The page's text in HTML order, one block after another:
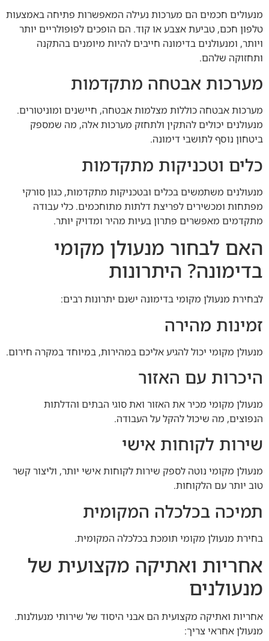
מנעולים חכמים הם מערכות נעילה המאפשרות פתיחה באמצעות
טלפון חכם, טביעת אצבע או קוד. הם הופכים לפופולריים יותר
ויותר, ומנעולנים בדימונה חייבים להיות מיומנים בהתקנה
ותחזוקה שלהם.
מערכות אבטחה מתקדמות
מערכות אבטחה כוללות מצלמות אבטחה, חיישנים ומוניטורים.
מנעולנים יכולים להתקין ולתחזק מערכות אלה, מה שמספק
ביטחון נוסף לתושבי דימונה.
כלים וטכניקות מתקדמות
מנעולנים משתמשים בכלים ובטכניקות מתקדמות, כגון סורקי
מפתחות ומכשירים לפריצת דלתות מתוחכמים. כלי עבודה
מתקדמים מאפשרים פתרון בעיות מהיר ומדויק יותר.
האם לבחור מנעולן מקומי
בדימונה? היתרונות
לבחירת מנעולן מקומי בדימונה ישנם יתרונות רבים:
זמינות מהירה
מנעולן מקומי יכול להגיע אליכם במהירות, במיוחד במקרה חירום.
היכרות עם האזור
מנעולן מקומי מכיר את האזור ואת סוגי הבתים והדלתות
הנפוצים, מה שיכול להקל על העבודה.
שירות לקוחות אישי
מנעולן מקומי נוטה לספק שירות לקוחות אישי יותר, וליצור קשר
טוב יותר עם הלקוחות.
תמיכה בכלכלה המקומית
בחירת מנעולן מקומי תומכת בכלכלה המקומית.
אחריות ואתיקה מקצועית של
מנעולנים
אחריות ואתיקה מקצועית הם אבני היסוד של שירותי מנעולנות.
מנעולן אחראי צריך: